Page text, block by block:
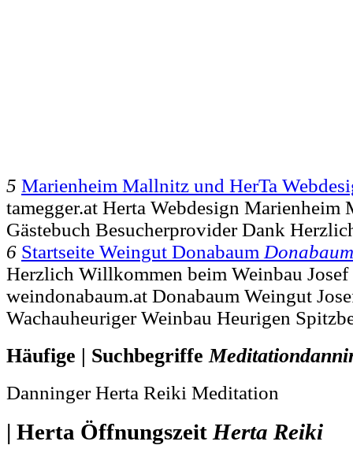
5 Marienheim Mallnitz und HerTa
tamegger.at Herta Webdesign Marienheim
Gästebuch Besucherprovider Dank
6 Startseite Weingut Donabaum Donabaum
Herzlich Willkommen beim Weinbau Josef
weindonabaum.at Donabaum Weingut
Wachauheuriger Weinbau Heurigen
Häufige | Suchbegriffe
Danninger Herta Reiki Meditation
| Herta ÖffnungszeitHerta Reiki